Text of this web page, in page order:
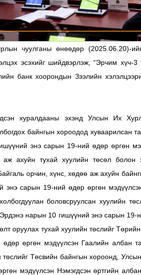
чуулганы өнөөдөр (2025.06.20)-
эсэхийг шийдвэрлэж, “Эрчим хүч-
банк хоорондын Зээлийн
хуралдааны эхэнд Улсын Их
байнгын хороодод
энэ сарын 19-ний өдөр өргөн
ахуйн тухай хуулийн төсөл болон
орчин, хүнс, хөдөө аж ахуйн
энэ сарын 19-ний өдөр өргөн
боловсруулсан хуулийн
нарын 10 гишүүний энэ сарын
оруулах тухай хуулийн төслийг
өргөн мэдүүлсэн Гаалийн албан
төслийг Төсвийн байнгын хороонд,
мэдүүлсэн Нэмэгдсэн өртгийн